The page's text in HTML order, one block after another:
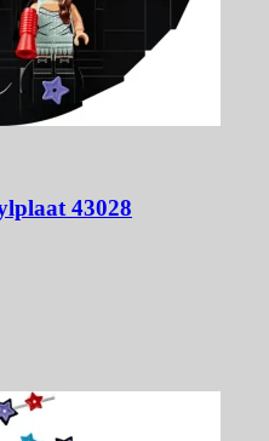
43028